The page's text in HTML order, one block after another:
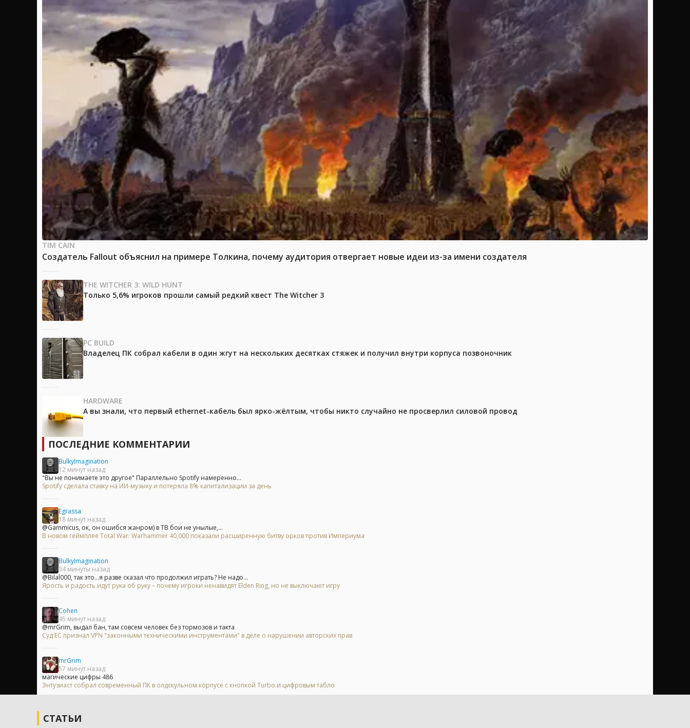
TIM CAIN
Создатель Fallout объяснил на примере Толкина, почему аудитория отвергает новые идеи из-за имени создателя
THE WITCHER 3: WILD HUNT
Только 5,6% игроков прошли самый редкий квест The Witcher 3
PC BUILD
Владелец ПК собрал кабели в один жгут на нескольких десятках стяжек и получил внутри корпуса позвоночник
HARDWARE
А вы знали, что первый ethernet-кабель был ярко-жёлтым, чтобы никто случайно не просверлил силовой провод
ПОСЛЕДНИЕ КОММЕНТАРИИ
BulkyImagination
12 минут назад
"Вы не понимаете это другое" Параллельно Spotify намеренно...
Spotify сделала ставку на ИИ-музыку и потеряла 8% капитализации за день
Egrassa
18 минут назад
@Gammicus, ок, он ошибся жанром) в ТВ бои не унылые,...
В новом геймплее Total War: Warhammer 40,000 показали расширенную битву орков против Империума
BulkyImagination
34 минуты назад
@Bilal000, так это...я разве сказал что продолжил играть? Не надо...
Ярость и радость идут рука об руку – почему игроки ненавидят Elden Ring, но не выключают игру
Cohen
45 минут назад
@mrGrim, выдал бан, там совсем человек без тормозов и такта
Суд ЕС признал VPN "законными техническими инструментами" в деле о нарушении авторских прав
mrGrim
57 минут назад
магические цифры 486
Энтузиаст собрал современный ПК в олдскульном корпусе с кнопкой Turbo и цифровым табло
СТАТЬИ